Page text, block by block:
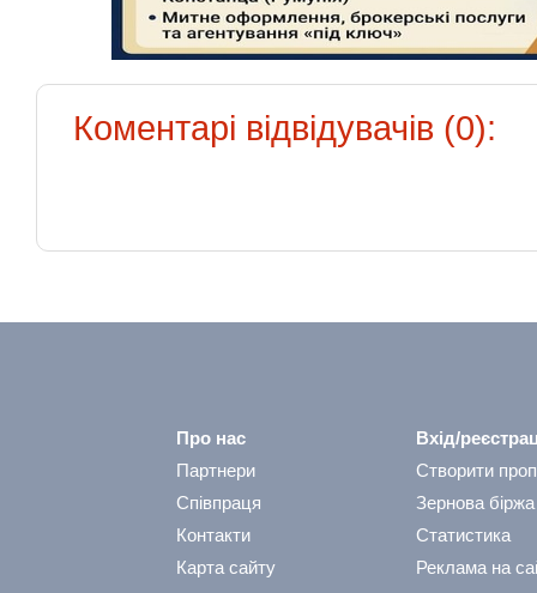
Коментарі відвідувачів (0):
Про нас
Партнери
Співпраця
Контакти
Карта сайту
Вхід/
Створити
Зернова біржа
Статистика
Реклама на